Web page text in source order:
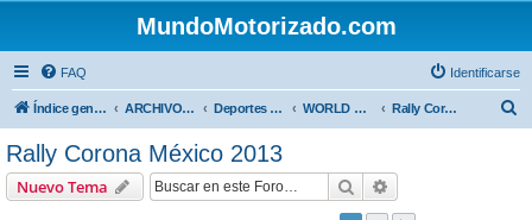
MundoMotorizado.com
FAQ Identificarse
Índice general ARCHIVO HASTA 2018 Deportes Internacionales WORLD RALLY ( WRC ) Rally Corona México 2013
Rally Corona México 2013
Nuevo Tema Buscar